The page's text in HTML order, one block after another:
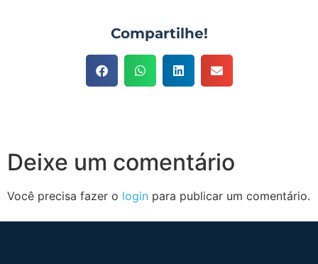
Compartilhe!
Deixe um comentário
Você precisa fazer o login para publicar um comentário.